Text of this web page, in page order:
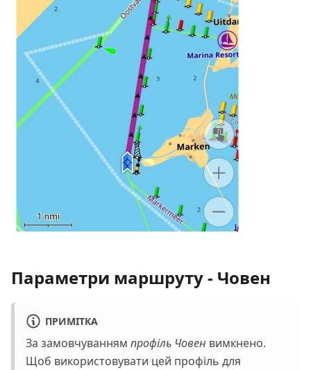
Параметри маршруту - Човен
ПРИМІТКА
За замовчуванням профіль Човен вимкнено.
Щоб використовувати цей профіль для